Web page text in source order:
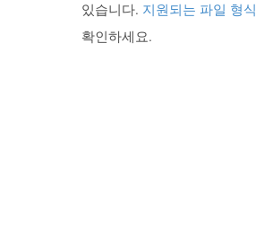
있습니다. 지원되는 파일 형식
확인하세요.